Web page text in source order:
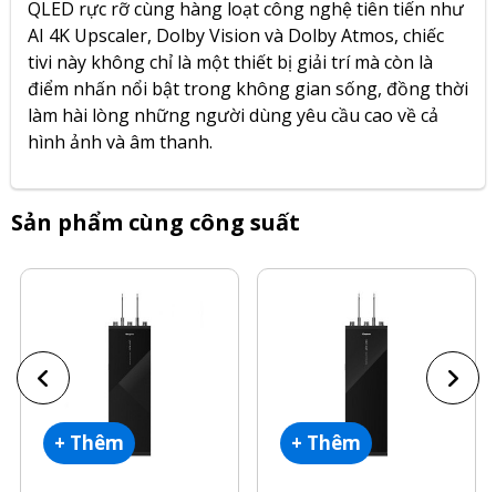
QLED rực rỡ cùng hàng loạt công nghệ tiên tiến như
AI 4K Upscaler, Dolby Vision và Dolby Atmos, chiếc
tivi này không chỉ là một thiết bị giải trí mà còn là
điểm nhấn nổi bật trong không gian sống, đồng thời
làm hài lòng những người dùng yêu cầu cao về cả
hình ảnh và âm thanh.
Sản phẩm cùng công suất
+ Thêm + Thêm